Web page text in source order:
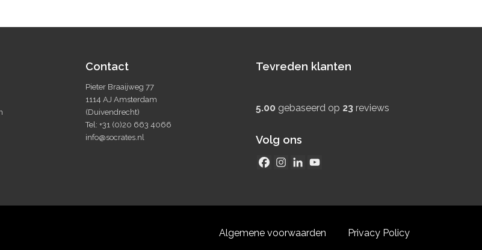
Contact
Pieter Braaijweg 77
1114 AJ Amsterdam
(Duivendrecht)
Tel: +31 (0)20 663 4066
info@socrates.nl
Tevreden klanten
5.00 gebaseerd op 23reviews
Volg ons
Algemene voorwaarden Privacy Policy